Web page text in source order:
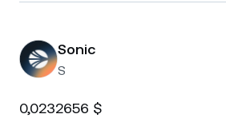
Sonic
S
0,0232656 $